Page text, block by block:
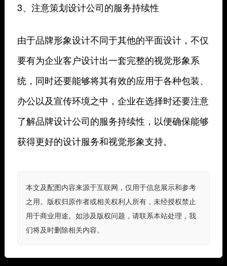
3、注意策划设计公司的服务持续性
由于品牌形象设计不同于其他的平面设计，不仅
要有为企业客户设计出一套完整的视觉形象系
统，同时还要能够将其有效的应用于各种包装、
办公以及宣传环境之中，企业在选择时还要注意
了解品牌设计公司的服务持续性，以便确保能够
获得更好的设计服务和视觉形象支持。
本文及配图内容来源于互联网，仅用于信息展示和参考
之用。版权归原作者或相关权利人所有，未经授权禁止
用于商业用途。如涉及版权问题，请联系本站处理，我
们将及时删除相关内容。